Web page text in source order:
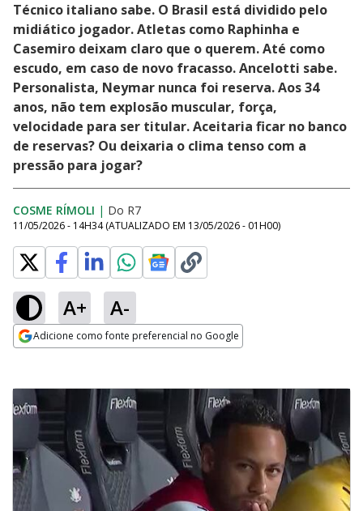
Técnico italiano sabe. O Brasil está dividido pelo
midiático jogador. Atletas como Raphinha e
Casemiro deixam claro que o querem. Até como
escudo, em caso de novo fracasso. Ancelotti sabe.
Personalista, Neymar nunca foi reserva. Aos 34
anos, não tem explosão muscular, força,
velocidade para ser titular. Aceitaria ficar no banco
de reservas? Ou deixaria o clima tenso com a
pressão para jogar?
COSME RÍMOLI | Do R7
11/05/2026 - 14H34 (ATUALIZADO EM 13/05/2026 - 01H00)
A+ A-
Adicione como fonte preferencial no Google